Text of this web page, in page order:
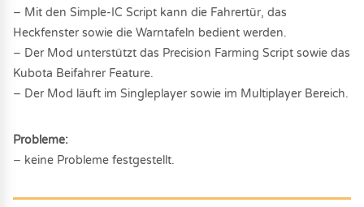
− Mit den Simple-IC Script kann die Fahrertür, das
Heckfenster sowie die Warntafeln bedient werden.
− Der Mod unterstützt das Precision Farming Script sowie das
Kubota Beifahrer Feature.
− Der Mod läuft im Singleplayer sowie im Multiplayer Bereich.
Probleme:
− keine Probleme festgestellt.